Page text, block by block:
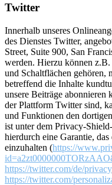
Twitter
Innerhalb unseres
des Dienstes Twitter,
Street, Suite 900, San
werden. Hierzu können
und Schaltflächen gehören,
betreffend die Inhalte
unsere Beiträge
der Plattform Twitter sind,
und Funktionen den
ist unter dem Privacy-
hierdurch eine Garantie,
einzuhalten (https://
https://twitter.com/de/privacy
https://twitter.com/